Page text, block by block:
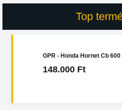
Top
GPR - Honda Hornet Cb
148.000 Ft